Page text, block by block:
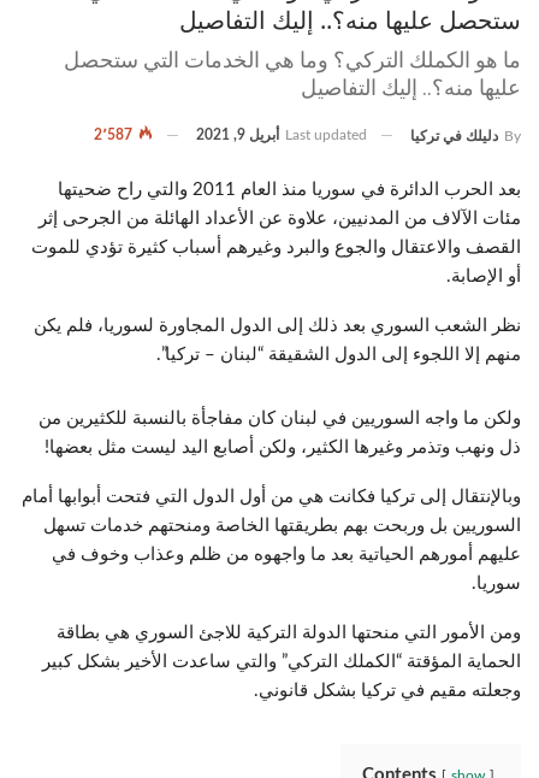
ستحصل عليها منه؟.. إليك التفاصيل
ما هو الكملك التركي؟ وما هي الخدمات التي ستحصل
عليها منه؟.. إليك التفاصيل
By دليلك في تركيا Last updated أبريل 9, 2021
بعد الحرب الدائرة في سوريا منذ العام 2011 والتي راح ضحيتها
مئات الآلاف من المدنيين، علاوة عن الأعداد الهائلة من الجرحى إثر
القصف والاعتقال والجوع والبرد وغيرهم أسباب كثيرة تؤدي للموت
أو الإصابة.
نظر الشعب السوري بعد ذلك إلى الدول المجاورة لسوريا، فلم يكن
منهم إلا اللجوء إلى الدول الشقيقة “لبنان – تركيا”.
ولكن ما واجه السوريين في لبنان كان مفاجأة بالنسبة للكثيرين من
ذل ونهب وتذمر وغيرها الكثير، ولكن أصابع اليد ليست مثل بعضها!
وبالإنتقال إلى تركيا فكانت هي من أول الدول التي فتحت أبوابها أمام
السوريين بل وربحت بهم بطريقتها الخاصة ومنحتهم خدمات تسهل
عليهم أمورهم الحياتية بعد ما واجهوه من ظلم وعذاب وخوف في
سوريا.
ومن الأمور التي منحتها الدولة التركية للاجئ السوري هي بطاقة
الحماية المؤقتة “الكملك التركي” والتي ساعدت الأخير بشكل كبير
وجعلته مقيم في تركيا بشكل قانوني.